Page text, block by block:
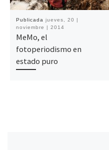
Publicada jueves, 20 |
noviembre | 2014
MeMo, el
fotoperiodismo en
estado puro